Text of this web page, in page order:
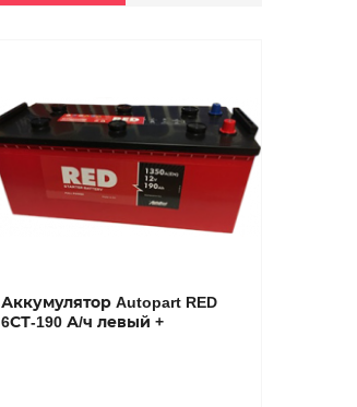
Аккумулятор Autopart RED
6СТ-190 А/ч левый +